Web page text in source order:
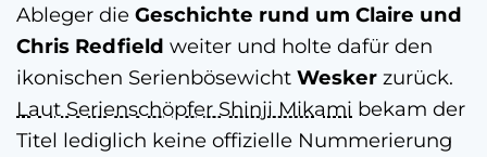
Ableger die Geschichte rund um Claire und
Chris Redfield weiter und holte dafür den
ikonischen Serienbösewicht Wesker zurück.
Laut Serienschöpfer Shinji Mikami bekam der
Titel lediglich keine offizielle Nummerierung